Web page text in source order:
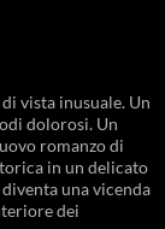
vista inusuale. Un
dolorosi. Un
romanzo di
in un delicato
una vicenda
dei